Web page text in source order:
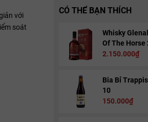
CÓ THỂ BẠN THÍCH
Whisky
Of The Horse
2.150.000₫
Bia Bỉ
10
150.000₫
với
soát